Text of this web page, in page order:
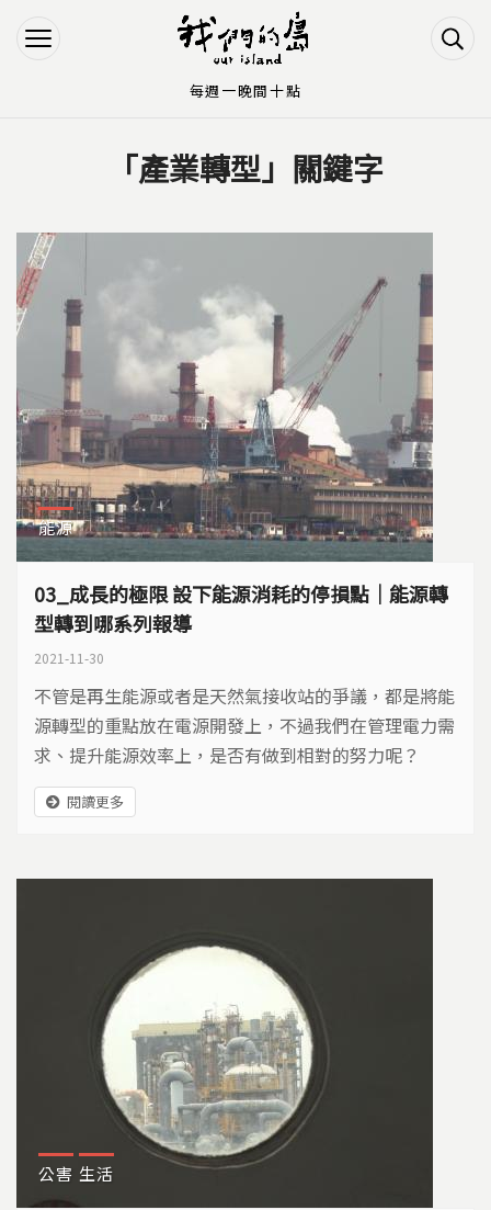
Jump to Navigation
Jump to Main content
「產業轉型」關鍵字
能源
03_成長的極限 設下能源消耗的停損點｜能源轉
型轉到哪系列報導
2021-11-30
不管是再生能源或者是天然氣接收站的爭議，都是將能
源轉型的重點放在電源開發上，不過我們在管理電力需
求、提升能源效率上，是否有做到相對的努力呢？
閱讀更多
公害 生活
每週一晚間十點